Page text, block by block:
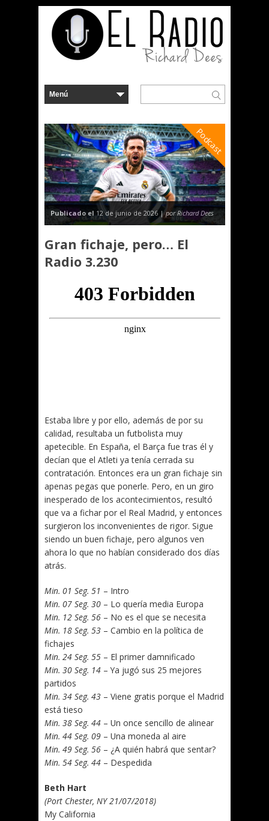
Podcast
Publicado el 12 de junio de 2026 |por Richard Dees
Gran fichaje, pero… El
Radio 3.230
Estaba libre y por ello, además de por su
calidad, resultaba un futbolista muy
apetecible. En España, el Barça fue tras él y
decían que el Atleti ya tenía cerrada su
contratación. Entonces era un gran fichaje sin
apenas pegas que ponerle. Pero, en un giro
inesperado de los acontecimientos, resultó
que va a fichar por el Real Madrid, y entonces
surgieron los inconvenientes de rigor. Sigue
siendo un buen fichaje, pero algunos ven
ahora lo que no habían considerado dos días
atrás.
Min. 01 Seg. 51 – Intro
Min. 07 Seg. 30 – Lo quería media Europa
Min. 12 Seg. 56 – No es el que se necesita
Min. 18 Seg. 53 – Cambio en la política de
fichajes
Min. 24 Seg. 55 – El primer damnificado
Min. 30 Seg. 14 – Ya jugó sus 25 mejores
partidos
Min. 34 Seg. 43 – Viene gratis porque el Madrid
está tieso
Min. 38 Seg. 44 – Un once sencillo de alinear
Min. 44 Seg. 09 – Una moneda al aire
Min. 49 Seg. 56 – ¿A quién habrá que sentar?
Min. 54 Seg. 44 – Despedida
Beth Hart
(Port Chester, NY 21/07/2018)
My California